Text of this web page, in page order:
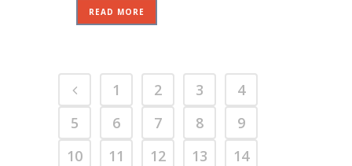
READ MORE
1 2 3
4
5
6 7 8
9
10
11 12 13
14